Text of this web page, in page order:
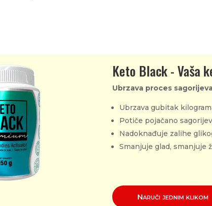
Keto Black - Vaša
Ubrzava proces
Ubrzava gubitak
Potiče pojačano
Nadoknađuje zalihe
Smanjuje glad, smanjuje
Naruči jednim klikom